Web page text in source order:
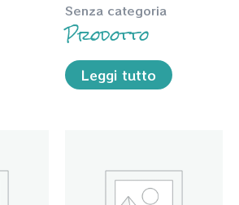
Senza categoria
Prodotto
Leggi tutto